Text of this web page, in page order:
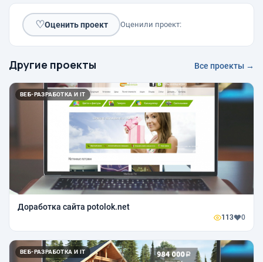
♡Оценить проект Оценили проект:
Другие проекты Все проекты →
ВЕБ-РАЗРАБОТКА И IT
Доработка сайта potolok.net
113 0
ВЕБ-РАЗРАБОТКА И IT